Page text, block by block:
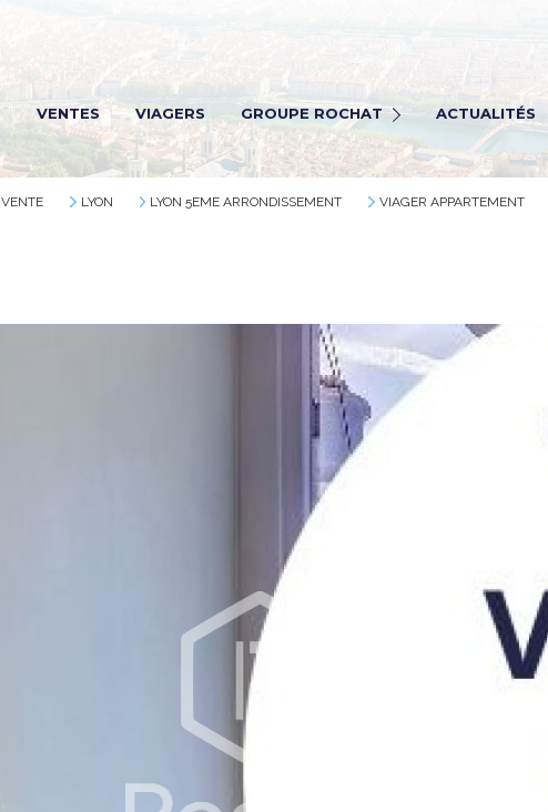
VENTES VIAGERS GROUPE ROCHAT
Rochat transaction
Rochat Viagers
Rochat gestion
ACTUALITÉS
VENTE LYON LYON 5EME ARRONDISSEMENT VIAGER APPARTEMENT